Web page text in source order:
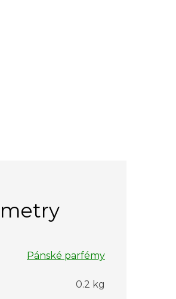
Pánské parfémy
0.2 kg